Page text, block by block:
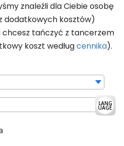
znaleźli dla Ciebie osobę
dodatkowych kosztów)
chcesz tańczyć z tancerzem
koszt wedługcennika).